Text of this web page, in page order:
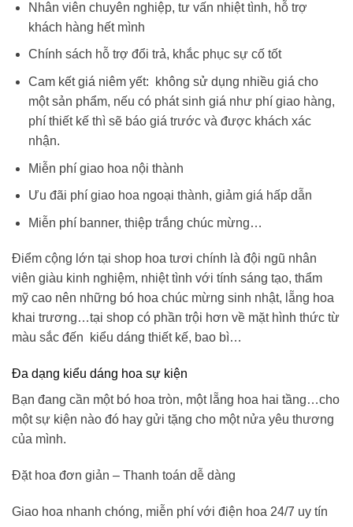
Nhân viên chuyên nghiệp, tư vấn nhiệt tình, hỗ trợ
khách hàng hết mình
Chính sách hỗ trợ đổi trả, khắc phục sự cố tốt
Cam kết giá niêm yết: không sử dụng nhiều giá cho
một sản phẩm, nếu có phát sinh giá như phí giao hàng,
phí thiết kế thì sẽ báo giá trước và được khách xác
nhận.
Miễn phí giao hoa nội thành
Ưu đãi phí giao hoa ngoại thành, giảm giá hấp dẫn
Miễn phí banner, thiệp trắng chúc mừng…
Điểm cộng lớn tại shop hoa tươi chính là đội ngũ nhân
viên giàu kinh nghiệm, nhiệt tình với tính sáng tạo, thẩm
mỹ cao nên những bó hoa chúc mừng sinh nhật, lẵng hoa
khai trương…tại shop có phần trội hơn về mặt hình thức từ
màu sắc đến kiểu dáng thiết kế, bao bì…
Đa dạng kiểu dáng hoa sự kiện
Bạn đang cần một bó hoa tròn, một lẵng hoa hai tầng…cho
một sự kiện nào đó hay gửi tặng cho một nửa yêu thương
của mình.
Đặt hoa đơn giản – Thanh toán dễ dàng
Giao hoa nhanh chóng, miễn phí với điện hoa 24/7 uy tín